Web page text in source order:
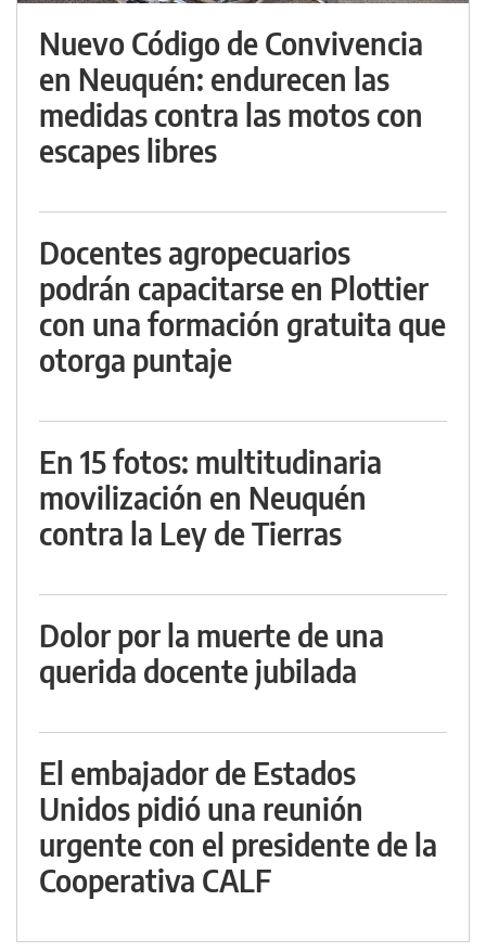
Nuevo Código de Convivencia
en Neuquén: endurecen las
medidas contra las motos con
escapes libres
Docentes agropecuarios
podrán capacitarse en Plottier
con una formación gratuita que
otorga puntaje
En 15 fotos: multitudinaria
movilización en Neuquén
contra la Ley de Tierras
Dolor por la muerte de una
querida docente jubilada
El embajador de Estados
Unidos pidió una reunión
urgente con el presidente de la
Cooperativa CALF